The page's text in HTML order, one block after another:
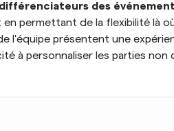
des
permettant de la flexibilité là
l'équipe présentent une
à personnaliser les parties non